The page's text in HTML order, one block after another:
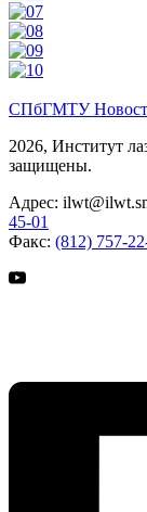
СПбГМТУ
2026, Институт
защищены.
Адрес:
45-01
Факс: (812) 757-